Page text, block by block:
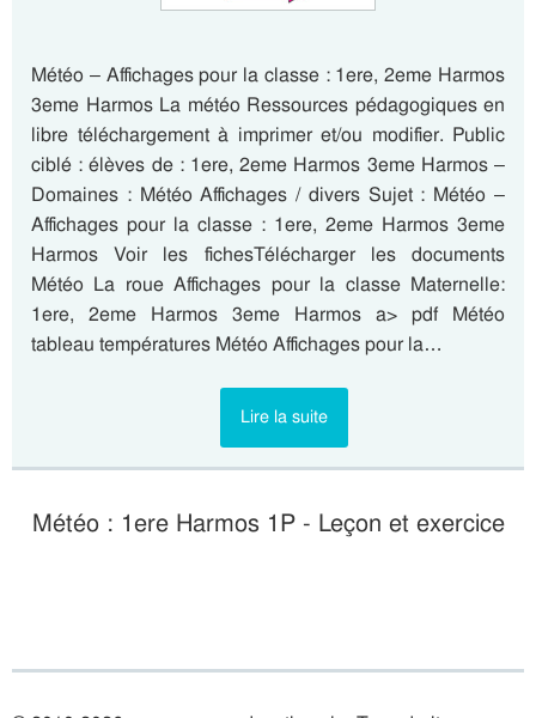
Météo – Affichages pour la classe : 1ere, 2eme Harmos
3eme Harmos La météo Ressources pédagogiques en
libre téléchargement à imprimer et/ou modifier. Public
ciblé : élèves de : 1ere, 2eme Harmos 3eme Harmos –
Domaines : Météo Affichages / divers Sujet : Météo –
Affichages pour la classe : 1ere, 2eme Harmos 3eme
Harmos Voir les fichesTélécharger les documents
Météo La roue Affichages pour la classe Maternelle:
1ere, 2eme Harmos 3eme Harmos a> pdf Météo
tableau températures Météo Affichages pour la…
Lire la suite
Météo : 1ere Harmos 1P - Leçon et exercice